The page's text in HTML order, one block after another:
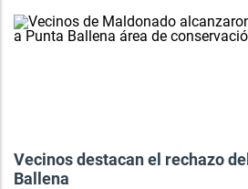
Vecinos destacan el rechazo
Ballena